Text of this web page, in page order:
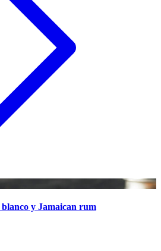
blanco y Jamaican rum